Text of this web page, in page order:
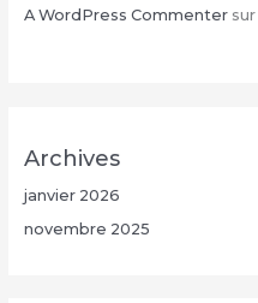
A WordPress Commentersur
Archives
janvier 2026
novembre 2025